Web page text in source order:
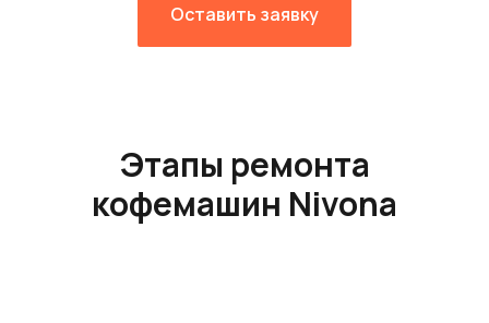
Оставить заявку
Этапы ремонта
кофемашин Nivona